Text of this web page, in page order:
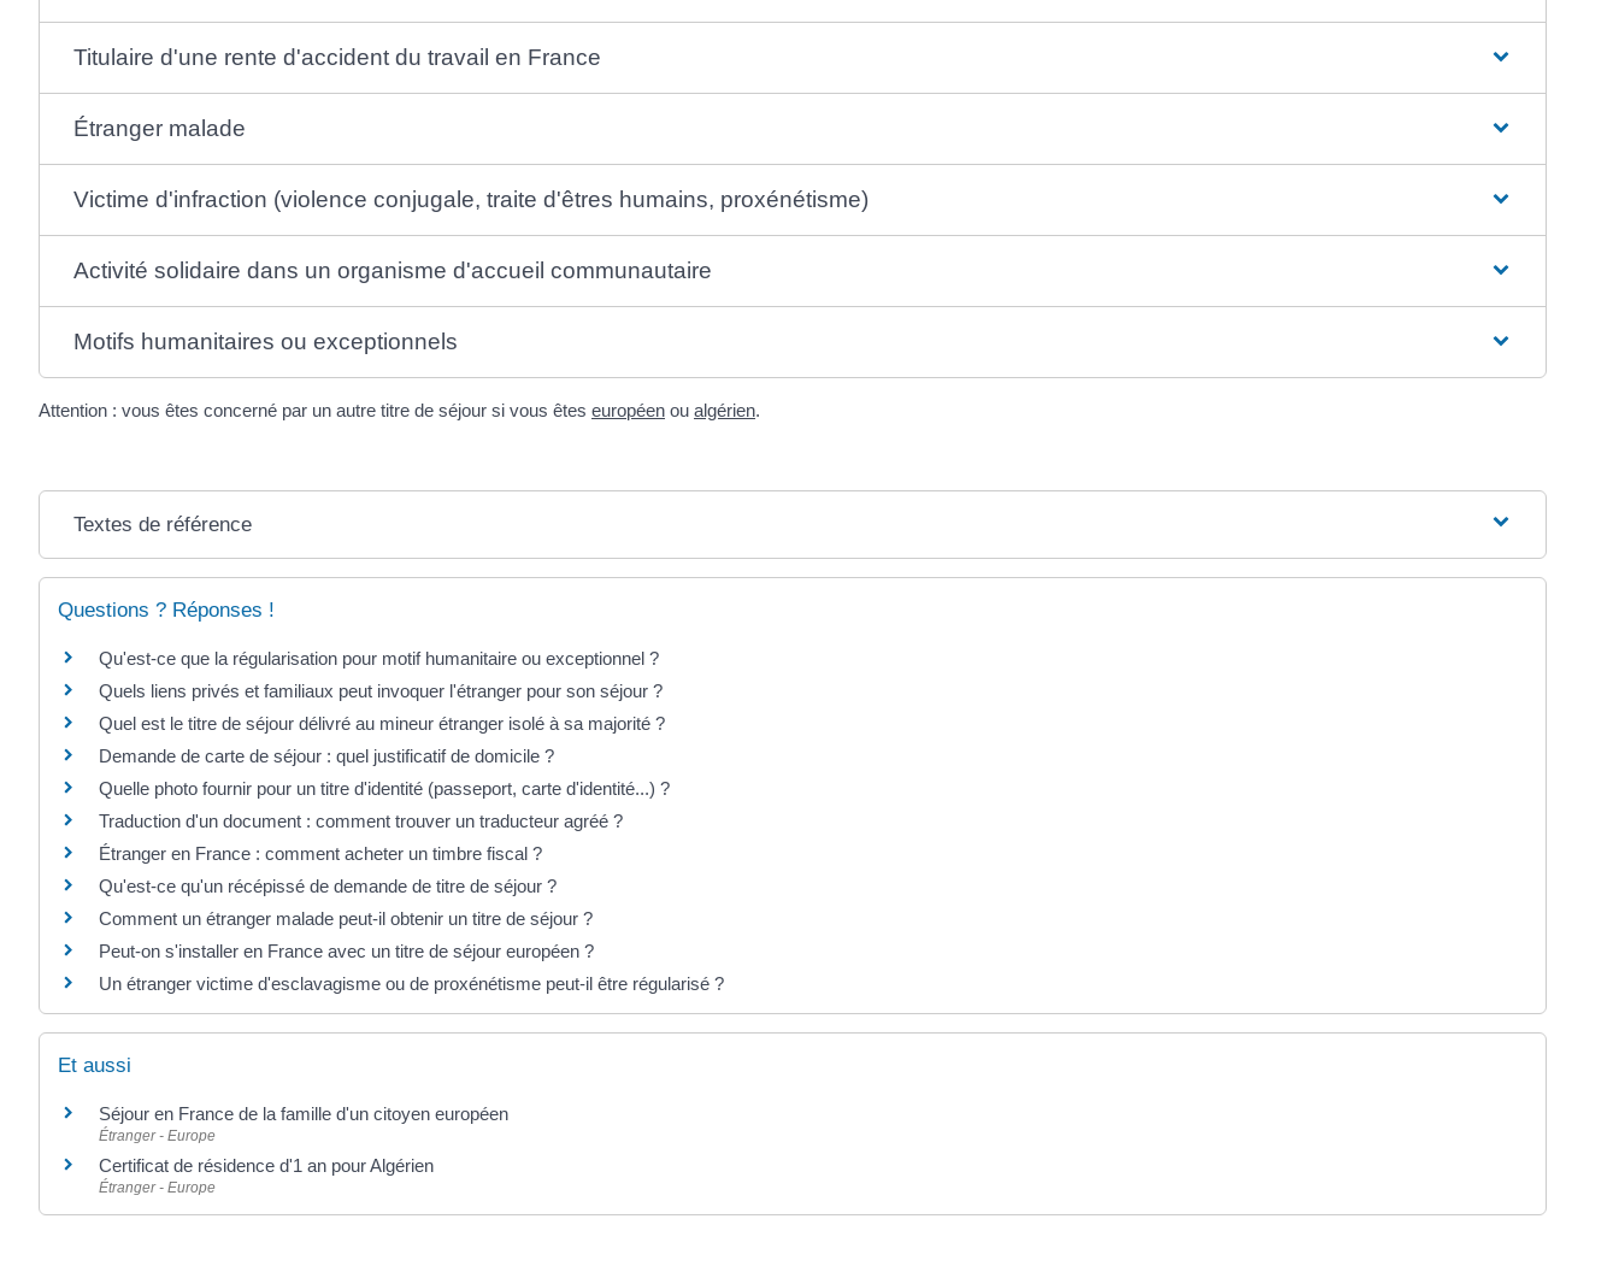
Titulaire d'une rente d'accident du travail en France
Étranger malade
Victime d'infraction (violence conjugale, traite d'êtres humains, proxénétisme)
Activité solidaire dans un organisme d'accueil communautaire
Motifs humanitaires ou exceptionnels
Attention : vous êtes concerné par un autre titre de séjour si vous êtes européen ou algérien.
Textes de référence
Questions ? Réponses !
Qu'est-ce que la régularisation pour motif humanitaire ou exceptionnel ?
Quels liens privés et familiaux peut invoquer l'étranger pour son séjour ?
Quel est le titre de séjour délivré au mineur étranger isolé à sa majorité ?
Demande de carte de séjour : quel justificatif de domicile ?
Quelle photo fournir pour un titre d'identité (passeport, carte d'identité...) ?
Traduction d'un document : comment trouver un traducteur agréé ?
Étranger en France : comment acheter un timbre fiscal ?
Qu'est-ce qu'un récépissé de demande de titre de séjour ?
Comment un étranger malade peut-il obtenir un titre de séjour ?
Peut-on s'installer en France avec un titre de séjour européen ?
Un étranger victime d'esclavagisme ou de proxénétisme peut-il être régularisé ?
Et aussi
Séjour en France de la famille d'un citoyen européen
Étranger - Europe
Certificat de résidence d'1 an pour Algérien
Étranger - Europe